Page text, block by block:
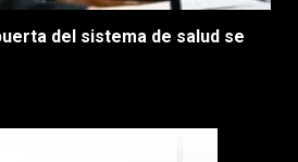
del sistema de salud se